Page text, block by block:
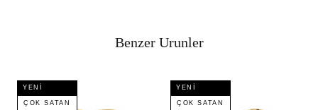
Benzer Urunler
YENI
ÇOK SATAN
YENI
ÇOK SATAN